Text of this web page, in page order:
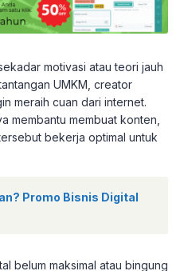
motivasi atau teori jauh
UMKM, creator
meraih cuan dari internet.
membantu membuat konten,
bekerja optimal untuk
Promo Bisnis Digital
belum maksimal atau bingung